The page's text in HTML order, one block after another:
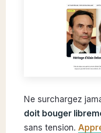
Ne surchargez
doit bouger
sans tension.